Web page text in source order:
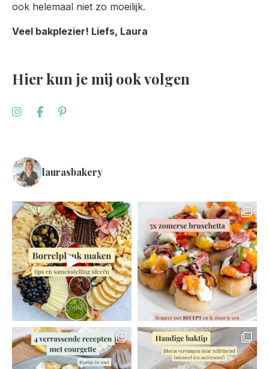
ook helemaal niet zo moeilijk.
Veel bakplezier! Liefs, Laura
Hier kun je mij ook volgen
laurasbakery